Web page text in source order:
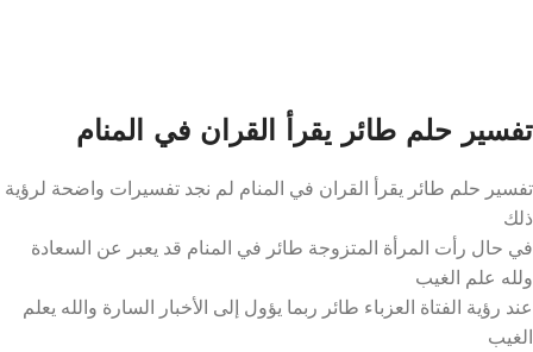
تفسير حلم طائر يقرأ القران في المنام
تفسير حلم طائر يقرأ القران في المنام لم نجد تفسيرات واضحة لرؤية
ذلك
في حال رأت المرأة المتزوجة طائر في المنام قد يعبر عن السعادة
ولله علم الغيب
عند رؤية الفتاة العزباء طائر ربما يؤول إلى الأخبار السارة والله يعلم
الغيب